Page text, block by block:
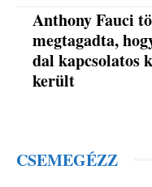
Anthony Fauci
megtagadta,
dal kapcsolatos
került
CSEMEGÉZZ